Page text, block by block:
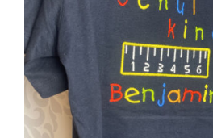
SELECT OPTIONS /